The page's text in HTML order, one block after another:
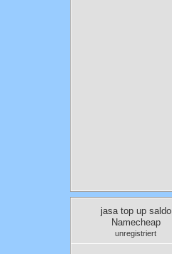
jasa top up saldo
Namecheap
unregistriert